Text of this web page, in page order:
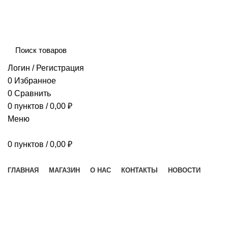
Логин / Регистрация
0 Избранное
0 Сравнить
0 пунктов / 0,00 ₽
Меню
0 пунктов / 0,00 ₽
ГЛАВНАЯ МАГАЗИН О НАС КОНТАКТЫ
НОВОСТИ